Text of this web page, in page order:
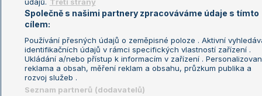
Společně s našimi partnery zpracováváme údaje s tímto
cílem:
Používání přesných údajů o zeměpisné poloze . Aktivní
identifikačních údajů v rámci specifických vlastností zařízení .
Ukládání a/nebo přístup k informacím v zařízení .
reklama a obsah, měření reklam a obsahu, průzkum publika a
rozvoj služeb .
Seznam partnerů (dodavatelů)